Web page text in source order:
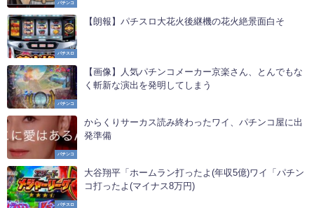
パチンコ
パチスロ
【朗報】パチスロ大花火後継機の花火絶景面白そ
パチンコ
【画像】人気パチンコメーカー京楽さん、とんでもな
く斬新な演出を発明してしまう
パチンコ
からくりサーカス読み終わったワイ、パチンコ屋に出
発準備
パチスロ
大谷翔平「ホームラン打ったよ(年収5億)ワイ「パチン
コ打ったよ(マイナス8万円)